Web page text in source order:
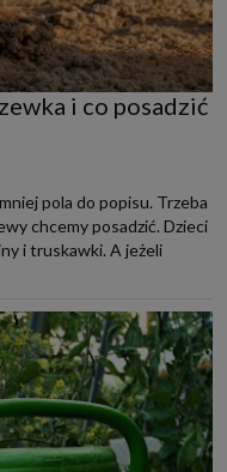
i co posadzić
pola do popisu. Trzeba
chcemy posadzić. Dzieci
i truskawki. A jeżeli